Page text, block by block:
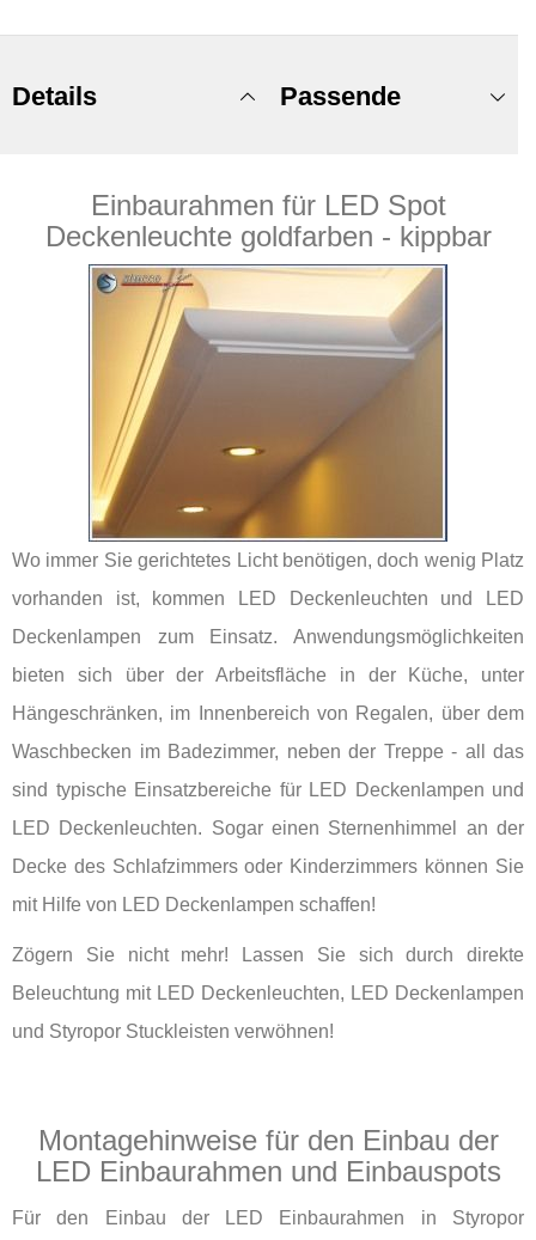
Details
Einbaurahmen für LED Spot
Deckenleuchte goldfarben - kippbar
Wo immer Sie gerichtetes Licht benötigen, doch wenig Platz
vorhanden ist, kommen LED Deckenleuchten und LED
Deckenlampen zum Einsatz. Anwendungsmöglichkeiten
bieten sich über der Arbeitsfläche in der Küche, unter
Hängeschränken, im Innenbereich von Regalen, über dem
Waschbecken im Badezimmer, neben der Treppe - all das
sind typische Einsatzbereiche für LED Deckenlampen und
LED Deckenleuchten. Sogar einen Sternenhimmel an der
Decke des Schlafzimmers oder Kinderzimmers können Sie
mit Hilfe von LED Deckenlampen schaffen!
Zögern Sie nicht mehr! Lassen Sie sich durch direkte
Beleuchtung mit LED Deckenleuchten, LED Deckenlampen
und Styropor Stuckleisten verwöhnen!
Montagehinweise für den Einbau der
LED Einbaurahmen und Einbauspots
Für den Einbau der LED Einbaurahmen in Styropor
Passende
Produkte